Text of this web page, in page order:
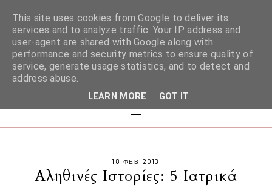
18 ΦΕΒ 2013
Αληθινές Ιστορίες: 5 Ιατρικά
This site uses cookies from Google to deliver its
services and to analyze traffic. Your IP address and
user-agent are shared with Google along with
performance and security metrics to ensure quality of
service, generate usage statistics, and to detect and
address abuse.
LEARN MORE GOT IT